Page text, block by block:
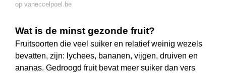
op vaneccelpoel.be
Wat is de minst gezonde fruit?
Fruitsoorten die veel suiker en relatief weinig wezels
bevatten, zijn: lychees, bananen, vijgen, druiven en
ananas. Gedroogd fruit bevat meer suiker dan vers